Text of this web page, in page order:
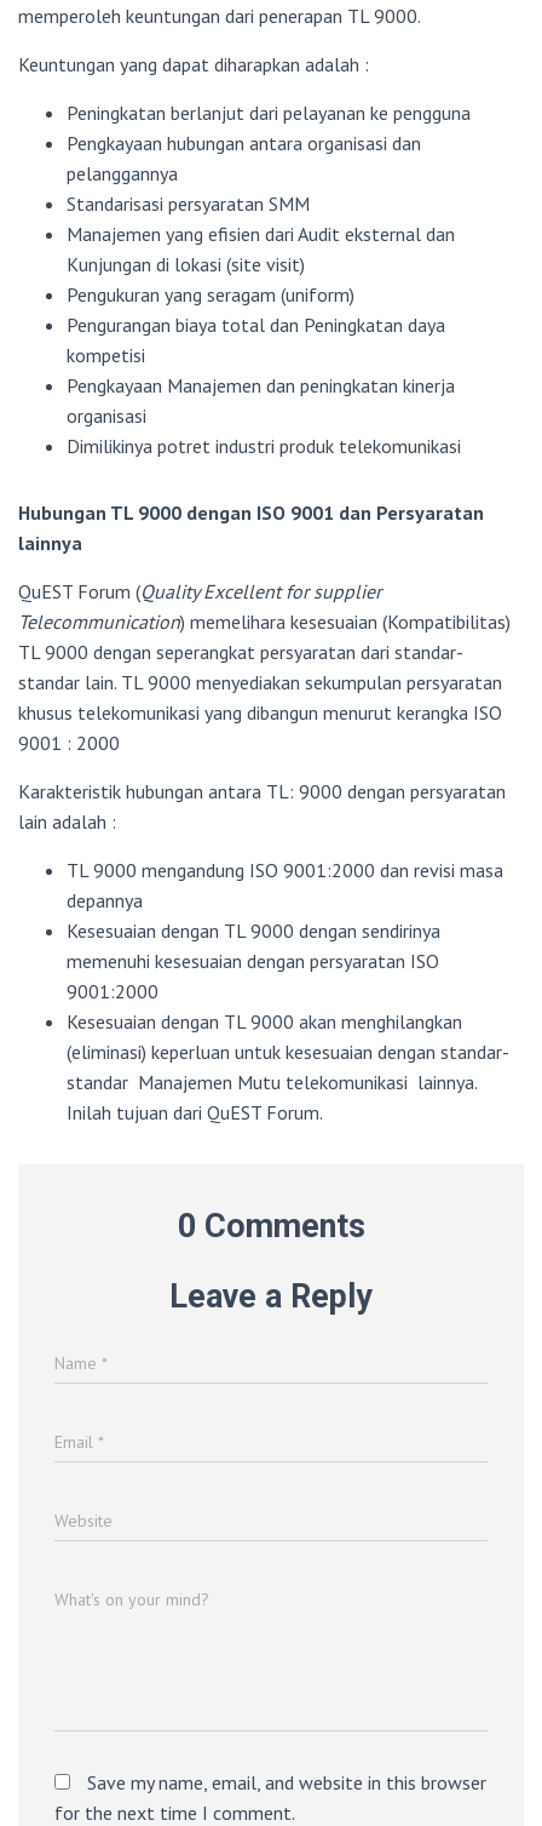
memperoleh keuntungan dari penerapan TL 9000.
Keuntungan yang dapat diharapkan adalah :
Peningkatan berlanjut dari pelayanan ke pengguna
Pengkayaan hubungan antara organisasi dan
pelanggannya
Standarisasi persyaratan SMM
Manajemen yang efisien dari Audit eksternal dan
Kunjungan di lokasi (site visit)
Pengukuran yang seragam (uniform)
Pengurangan biaya total dan Peningkatan daya
kompetisi
Pengkayaan Manajemen dan peningkatan kinerja
organisasi
Dimilikinya potret industri produk telekomunikasi
Hubungan TL 9000 dengan ISO 9001 dan Persyaratan
lainnya
QuEST Forum (Quality Excellent for supplier
Telecommunication) memelihara kesesuaian (Kompatibilitas)
TL 9000 dengan seperangkat persyaratan dari standar-
standar lain. TL 9000 menyediakan sekumpulan persyaratan
khusus telekomunikasi yang dibangun menurut kerangka ISO
9001 : 2000
Karakteristik hubungan antara TL: 9000 dengan persyaratan
lain adalah :
TL 9000 mengandung ISO 9001:2000 dan revisi masa
depannya
Kesesuaian dengan TL 9000 dengan sendirinya
memenuhi kesesuaian dengan persyaratan ISO
9001:2000
Kesesuaian dengan TL 9000 akan menghilangkan
(eliminasi) keperluan untuk kesesuaian dengan standar-
standar Manajemen Mutu telekomunikasi lainnya.
Inilah tujuan dari QuEST Forum.
0 Comments
Leave a Reply
Name *
Email *
Website
What's on your mind?
Save my name, email, and website in this browser
for the next time I comment.